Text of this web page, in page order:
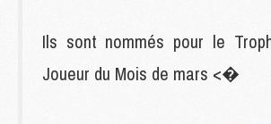
Ils sont nommés pour le
Joueur du Mois de mars <�